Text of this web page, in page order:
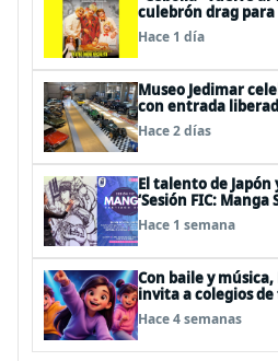
culebrón drag
Hace 1 día
Museo Jedimar
con entrada
Hace 2 días
El talento de Japón
‘Sesión FIC: Manga
Hace 1 semana
Con baile y
invita a colegios
autocuidado a los
Hace 4 semanas